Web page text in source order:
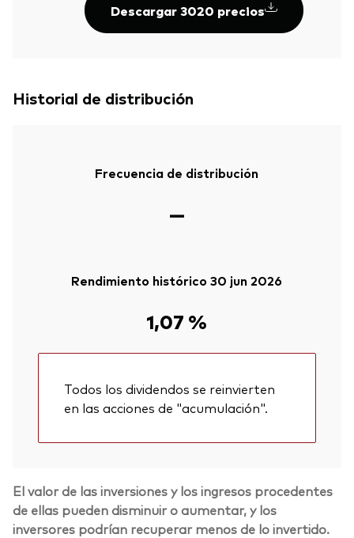
Descargar 3020 precios
Historial de distribución
Frecuencia de distribución
—
Rendimiento histórico 30 jun 2026
1,07 %
Todos los dividendos se reinvierten
en las acciones de "acumulación".
El valor de las inversiones y los ingresos procedentes
de ellas pueden disminuir o aumentar, y los
inversores podrían recuperar menos de lo invertido.